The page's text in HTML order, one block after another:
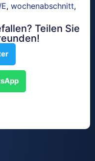
, wochenabschnitt,
Teilen Sie